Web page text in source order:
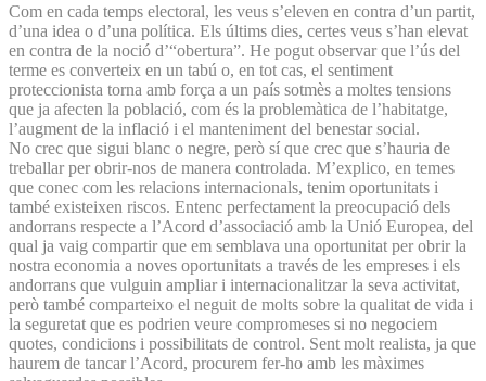
Com en cada temps electoral, les veus s’eleven en contra d’un partit,
d’una idea o d’una política. Els últims dies, certes veus s’han elevat
en contra de la noció d’“obertura”. He pogut observar que l’ús del
terme es converteix en un tabú o, en tot cas, el sentiment
proteccionista torna amb força a un país sotmès a moltes tensions
que ja afecten la població, com és la problemàtica de l’habitatge,
l’augment de la inflació i el manteniment del benestar social.
No crec que sigui blanc o negre, però sí que crec que s’hauria de
treballar per obrir-nos de manera controlada. M’explico, en temes
que conec com les relacions internacionals, tenim oportunitats i
també existeixen riscos. Entenc perfectament la preocupació dels
andorrans respecte a l’Acord d’associació amb la Unió Europea, del
qual ja vaig compartir que em semblava una oportunitat per obrir la
nostra economia a noves oportunitats a través de les empreses i els
andorrans que vulguin ampliar i internacionalitzar la seva activitat,
però també comparteixo el neguit de molts sobre la qualitat de vida i
la seguretat que es podrien veure compromeses si no negociem
quotes, condicions i possibilitats de control. Sent molt realista, ja que
haurem de tancar l’Acord, procurem fer-ho amb les màximes